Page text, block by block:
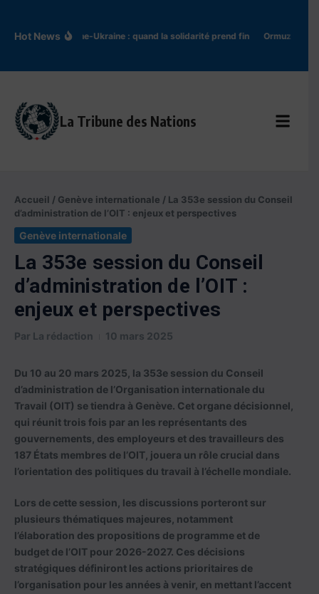
Hot NewsPologne-Ukraine : quand la solidarité prend fin Ormuz :
La Tribune des Nations
Accueil / Genève internationale / La 353e session du Conseil
d’administration de l’OIT : enjeux et perspectives
Genève internationale
La 353e session du Conseil
d’administration de l’OIT :
enjeux et perspectives
Par La rédaction 10 mars 2025
Du 10 au 20 mars 2025, la 353e session du Conseil
d’administration de l’Organisation internationale du
Travail (OIT) se tiendra à Genève. Cet organe décisionnel,
qui réunit trois fois par an les représentants des
gouvernements, des employeurs et des travailleurs des
187 États membres de l’OIT, jouera un rôle crucial dans
l’orientation des politiques du travail à l’échelle mondiale.
Lors de cette session, les discussions porteront sur
plusieurs thématiques majeures, notamment
l’élaboration des propositions de programme et de
budget de l’OIT pour 2026-2027. Ces décisions
stratégiques définiront les actions prioritaires de
l’organisation pour les années à venir, en mettant l’accent